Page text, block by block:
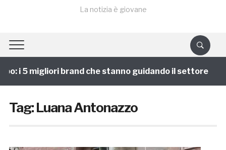
La notizia è giovane
i 5 migliori brand che stanno guidando il settore
Tag:Luana Antonazzo